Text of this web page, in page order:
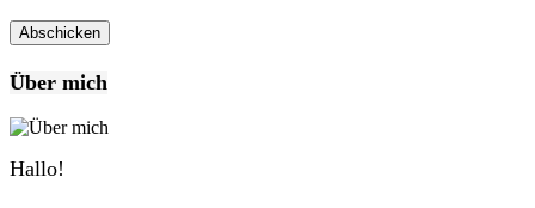
Über mich
Hallo!